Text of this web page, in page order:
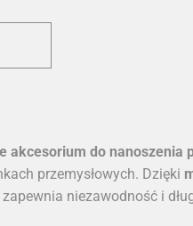
akcesorium do nanoszenia
przemysłowych. Dzięki
zapewnia niezawodność i